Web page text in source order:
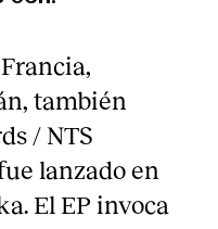
también
/ NTS
lanzado en
El EP invoca